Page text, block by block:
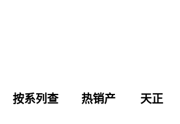
按系列查 热销产 天正